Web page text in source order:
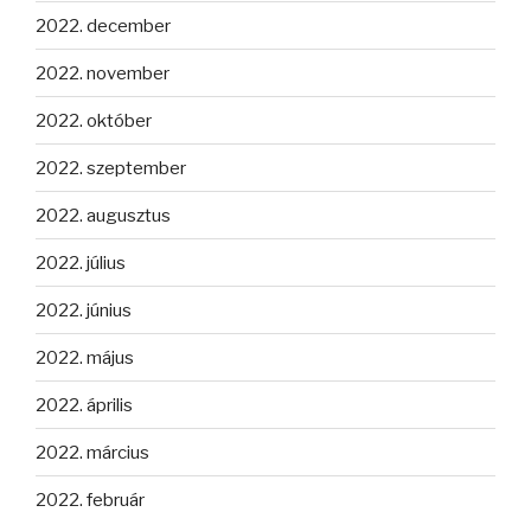
2022. december
2022. november
2022. október
2022. szeptember
2022. augusztus
2022. július
2022. június
2022. május
2022. április
2022. március
2022. február